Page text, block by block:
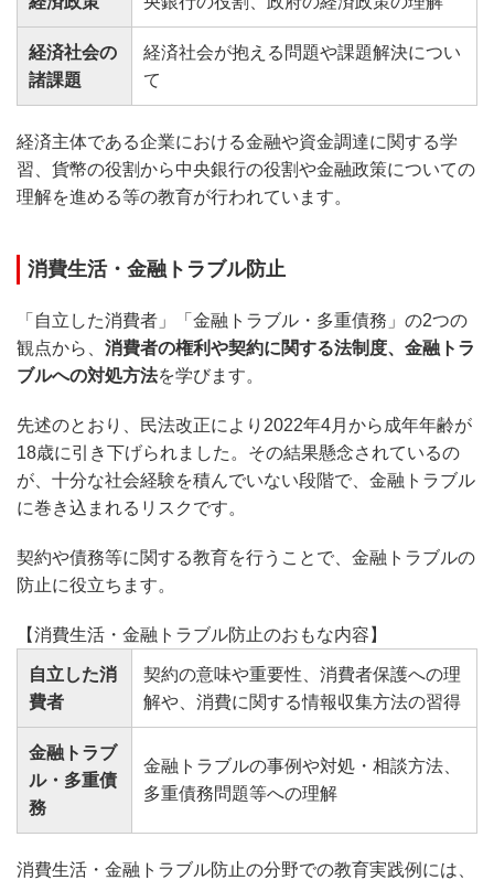
経済社会の
諸課題
経済社会が抱える問題や課題解決につい
て
経済主体である企業における金融や資金調達に関する学
習、貨幣の役割から中央銀行の役割や金融政策についての
理解を進める等の教育が行われています。
消費生活・金融トラブル防止
「自立した消費者」「金融トラブル・多重債務」の2つの
観点から、 消費者の権利や契約に関する法制度、金融トラ
ブルへの対処方法を学びます。
先述のとおり、民法改正により2022年4月から成年年齢が
18歳に引き下げられました。その結果懸念されているの
が、十分な社会経験を積んでいない段階で、金融トラブル
に巻き込まれるリスクです。
契約や債務等に関する教育を行うことで、金融トラブルの
防止に役立ちます。
【消費生活・金融トラブル防止のおもな内容】
自立した消
費者
契約の意味や重要性、消費者保護への理
解や、消費に関する情報収集方法の習得
金融トラブ
ル・多重債
務
金融トラブルの事例や対処・相談方法、
多重債務問題等への理解
消費生活・金融トラブル防止の分野での教育実践例には、